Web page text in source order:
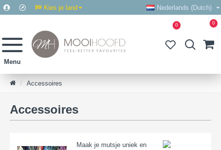
Kies je land Nederlands (Dutch)
0 0
Accessoires
Accessoires
Maak je mutsje uniek en